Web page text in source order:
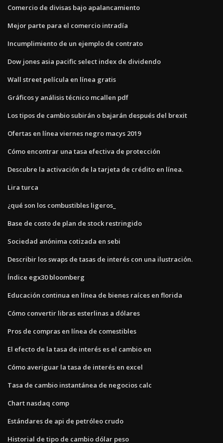
Comercio de divisas bajo apalancamiento
Mejor parte para el comercio intradía
Incumplimiento de un ejemplo de contrato
Dow jones asia pacific select index de dividendo
Wall street película en línea gratis
Gráficos y análisis técnico mcallen pdf
Los tipos de cambio subirán o bajarán después del brexit
Ofertas en línea viernes negro macys 2019
Cómo encontrar una tasa efectiva de protección
Descubre la activación de la tarjeta de crédito en línea.
Lira turca
¿qué son los combustibles ligeros_
Base de costo de plan de stock restringido
Sociedad anónima cotizada en sebi
Describir los swaps de tasas de interés con una ilustración.
Índice egx30 bloomberg
Educación continua en línea de bienes raíces en florida
Cómo convertir libras esterlinas a dólares
Pros de compras en línea de comestibles
El efecto de la tasa de interés es el cambio en
Cómo averiguar la tasa de interés en excel
Tasa de cambio instantánea de negocios calc
Chart nasdaq comp
Estándares de api de petróleo crudo
Historial de tipo de cambio dólar peso